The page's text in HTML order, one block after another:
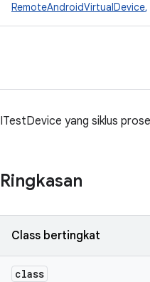
RemoteAndroidVirtualDevice,
ITestDevice yang siklus
Ringkasan
Class bertingkat
class